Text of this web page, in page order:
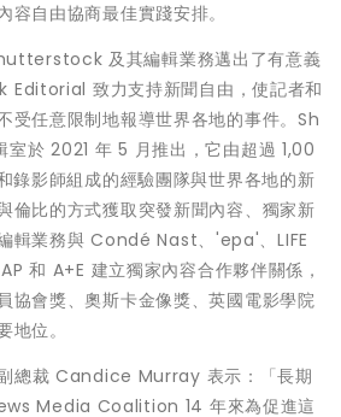
容自由協商最佳實踐安排。
及其編輯業務邁出了有意義
致力支持新聞自由，使記者和
受任意限制地報導世界各地的事件。Sh
於 2021 年 5 月推出，它由超過 1,00
錄影師組成的經驗團隊與世界各地的新
倫比的方式獲取突發新聞內容、獨家新
輯業務與 Condé Nast、'epa'、LIFE
和 A+E 建立獨家內容合作夥伴關係，
協會獎、奧斯卡金像獎、英國電影學院
地位。
總裁 Candice Murray 表示：「長期
Media Coalition 14 年來為促進這